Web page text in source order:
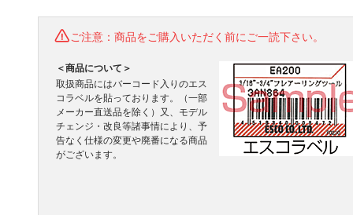
ご注意：商品をご購入いただく前にご一読下さい。
＜商品について＞
取扱商品にはバーコード入りのエス
コラベルを貼っております。（一部
メーカー直送品を除く）又、モデル
チェンジ・改良等諸事情により、予
告なく仕様の変更や廃番になる商品
がございます。